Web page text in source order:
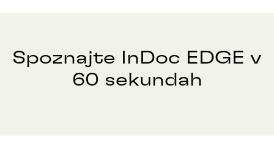
Spoznajte InDoc EDGE v
60 sekundah